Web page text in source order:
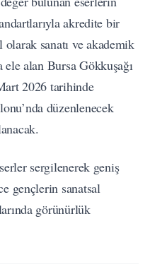
akredite bir
sanatı ve akademik
ele alan Bursa Gökkuşağı
2026 tarihinde
düzenlenecek
sergilenerek geniş
gençlerin sanatsal
görünürlük